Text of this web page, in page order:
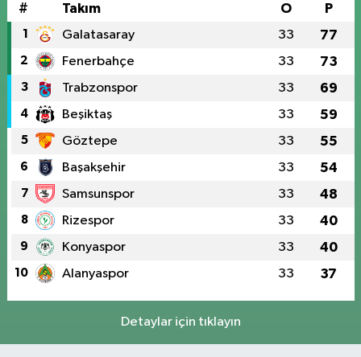
# Takım O P
1 Galatasaray 33 77
2 Fenerbahçe 33 73
3 Trabzonspor 33 69
4 Beşiktaş 33 59
5 Göztepe 33 55
6 Başakşehir 33 54
7 Samsunspor 33 48
8 Rizespor 33 40
9 Konyaspor 33 40
10 Alanyaspor 33 37
Detaylar için tıklayın